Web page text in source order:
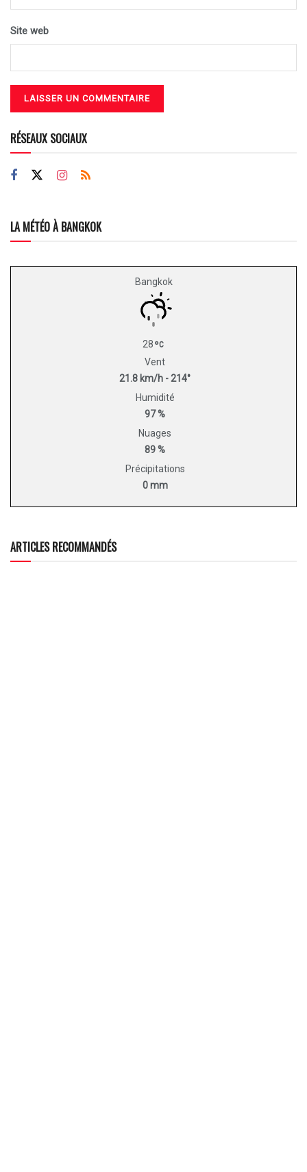
Site web
RÉSEAUX SOCIAUX
LA MÉTÉO À BANGKOK
Bangkok
28
Vent
21.8 km/h - 214°
Humidité
97 %
Nuages
89 %
Précipitations
0 mm
ARTICLES RECOMMANDÉS